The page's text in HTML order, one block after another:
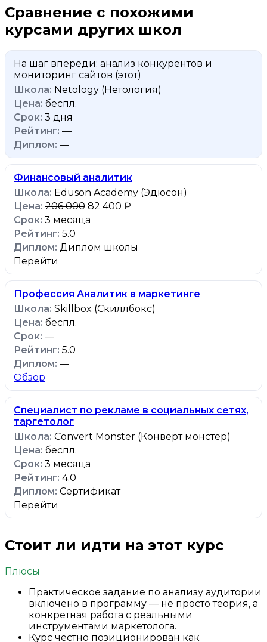
Сравнение с похожими
курсами других школ
На шаг впереди: анализ конкурентов и
мониторинг сайтов (этот)
Netology (Нетология)
беспл.
3 дня
—
—
Финансовый аналитик
Eduson Academy (Эдюсон)
206 000 82 400 ₽
3 месяца
5.0
Диплом школы
Перейти
Профессия Аналитик в маркетинге
Skillbox (Скиллбокс)
беспл.
—
5.0
—
Обзор
Специалист по рекламе в социальных сетях,
таргетолог
Convert Monster (Конверт монстер)
беспл.
3 месяца
4.0
Сертификат
Перейти
Стоит ли идти на этот курс
Плюсы
Практическое задание по анализу аудитории
включено в программу — не просто теория, а
конкретная работа с реальными
инструментами маркетолога.
Курс честно позиционирован как